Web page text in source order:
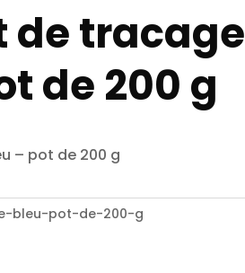
de tracage
de 200 g
– pot de 200 g
bleu-pot-de-200-g